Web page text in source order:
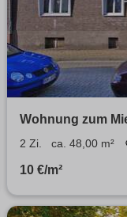
Wohnung zum
2 Zi. ca. 48,00 m²
10 €/m²